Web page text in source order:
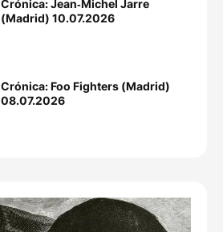
Crónica: Jean‐Michel Jarre
(Madrid) 10.07.2026
Crónica: Foo Fighters (Madrid)
08.07.2026